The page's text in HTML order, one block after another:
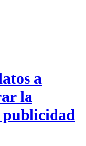
a
la
publicidad